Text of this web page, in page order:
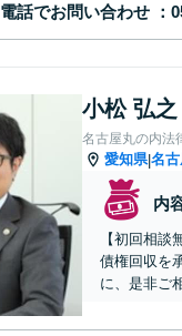
電話でお問い合わせ
小松 弘之
名古屋丸の内法
愛知県|名
内
【初回相
債権回収を
に、是非ご